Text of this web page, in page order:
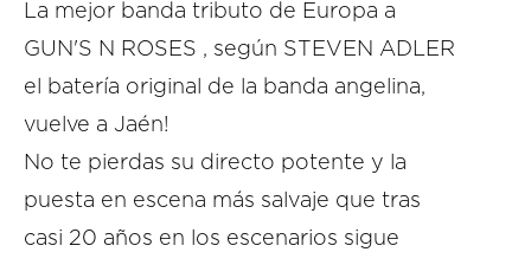
La mejor banda tributo de Europa a
GUN'S N ROSES , según STEVEN ADLER
el batería original de la banda angelina,
vuelve a Jaén!
No te pierdas su directo potente y la
puesta en escena más salvaje que tras
casi 20 años en los escenarios sigue